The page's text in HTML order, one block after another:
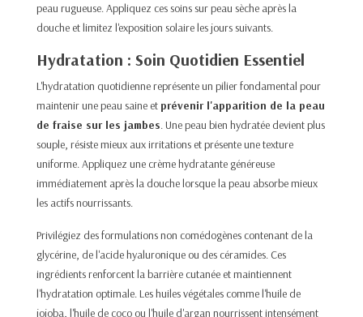
peau rugueuse. Appliquez ces soins sur peau sèche après la
douche et limitez l'exposition solaire les jours suivants.​
Hydratation : Soin Quotidien Essentiel
L'hydratation quotidienne représente un pilier fondamental pour
maintenir une peau saine et prévenir l'apparition de la peau
de fraise sur les jambes. Une peau bien hydratée devient plus
souple, résiste mieux aux irritations et présente une texture
uniforme. Appliquez une crème hydratante généreuse
immédiatement après la douche lorsque la peau absorbe mieux
les actifs nourrissants.​
Privilégiez des formulations non comédogènes contenant de la
glycérine, de l'acide hyaluronique ou des céramides. Ces
ingrédients renforcent la barrière cutanée et maintiennent
l'hydratation optimale. Les huiles végétales comme l'huile de
jojoba, l'huile de coco ou l'huile d'argan nourrissent intensément